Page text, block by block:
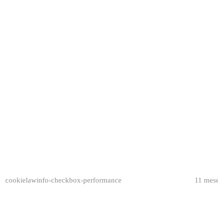
cookielawinfo-checkbox-performance 11